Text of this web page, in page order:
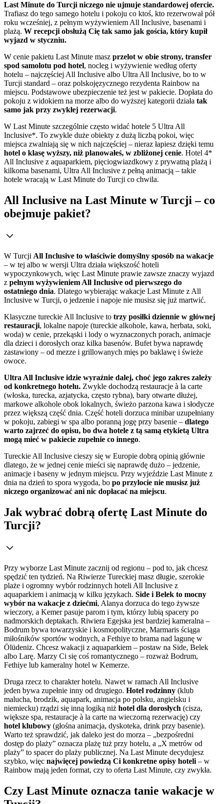
Last Minute do Turcji niczego nie ujmuje standardowej ofercie.
Trafiasz do tego samego hotelu i pokoju co ktoś, kto rezerwował pół
roku wcześniej, z pełnym wyżywieniem All Inclusive, basenami i
plażą. W recepcji obsłużą Cię tak samo jak gościa, który kupił
wyjazd w styczniu.
W cenie pakietu Last Minute masz przelot w obie strony, transfer
spod samolotu pod hotel, nocleg i wyżywienie według oferty
hotelu – najczęściej All Inclusive albo Ultra All Inclusive, bo to w
Turcji standard – oraz polskojęzycznego rezydenta Rainbow na
miejscu. Podstawowe ubezpieczenie też jest w pakiecie. Dopłata do
pokoju z widokiem na morze albo do wyższej kategorii działa tak
samo jak przy zwykłej rezerwacji.
W Last Minute szczególnie często widać hotele 5 Ultra All
Inclusive*. To zwykle duże obiekty z dużą liczbą pokoi, więc
miejsca zwalniają się w nich najczęściej – nieraz łapiesz dzięki temu
hotel o klasę wyższy, niż planowałeś, w zbliżonej cenie. Hotel 4*
All Inclusive z aquaparkiem, pięciogwiazdkowy z prywatną plażą i
kilkoma basenami, Ultra All Inclusive z pełną animacją – takie
hotele wracają w Last Minute do Turcji co chwila.
All Inclusive na Last Minute w Turcji – co
obejmuje pakiet?
W Turcji All Inclusive to właściwie domyślny sposób na wakacje
– w tej albo w wersji Ultra działa większość hoteli
wypoczynkowych, więc Last Minute prawie zawsze znaczy wyjazd
z pełnym wyżywieniem All Inclusive od pierwszego do
ostatniego dnia. Dlatego wybierając wakacje Last Minute z All
Inclusive w Turcji, o jedzenie i napoje nie musisz się już martwić.
Klasyczne tureckie All Inclusive to trzy posiłki dziennie w głównej
restauracji, lokalne napoje (tureckie alkohole, kawa, herbata, soki,
woda) w cenie, przekąski i lody o wyznaczonych porach, animacje
dla dzieci i dorosłych oraz kilka basenów. Bufet bywa naprawdę
zastawiony – od mezze i grillowanych mięs po baklawę i świeże
owoce.
Ultra All Inclusive idzie wyraźnie dalej, choć jego zakres zależy
od konkretnego hotelu. Zwykle dochodzą restauracje à la carte
(włoska, turecka, azjatycka, często rybna), bary otwarte dłużej,
markowe alkohole obok lokalnych, świeżo parzona kawa i słodycze
przez większą część dnia. Część hoteli dorzuca minibar uzupełniany
w pokoju, zabiegi w spa albo poranną jogę przy basenie – dlatego
warto zajrzeć do opisu, bo dwa hotele z tą samą etykietą Ultra
mogą mieć w pakiecie zupełnie co innego.
Tureckie All Inclusive cieszy się w Europie dobrą opinią głównie
dlatego, że w jednej cenie mieści się naprawdę dużo – jedzenie,
animacje i baseny w jednym miejscu. Przy wyjeździe Last Minute z
dnia na dzień to spora wygoda, bo po przylocie nie musisz już
niczego organizować ani nic dopłacać na miejscu.
Jak wybrać dobrą ofertę Last Minute do
Turcji?
Przy wyborze Last Minute zacznij od regionu – pod to, jak chcesz
spędzić ten tydzień. Na Riwierze Tureckiej masz długie, szerokie
plaże i ogromny wybór rodzinnych hoteli All Inclusive z
aquaparkiem i animacją w kilku językach. Side i Belek to mocny
wybór na wakacje z dziećmi, Alanya dorzuca do tego żywsze
wieczory, a Kemer pasuje parom i tym, którzy lubią spacery po
nadmorskich deptakach. Riwiera Egejska jest bardziej kameralna –
Bodrum bywa towarzyskie i kosmopolityczne, Marmaris ściąga
miłośników sportów wodnych, a Fethiye to brama nad lagunę w
Ölüdeniz. Chcesz wakacji z aquaparkiem – postaw na Side, Belek
albo Larę. Marzy Ci się coś romantycznego – rozważ Bodrum,
Fethiye lub kameralny hotel w Kemerze.
Druga rzecz to charakter hotelu. Nawet w ramach All Inclusive
jeden bywa zupełnie inny od drugiego. Hotel rodzinny (klub
malucha, brodzik, aquapark, animacja po polsku, angielsku i
niemiecku) rządzi się inną logiką niż hotel dla dorosłych (cisza,
większe spa, restauracje à la carte na wieczorną rezerwację) czy
hotel klubowy (głośna animacja, dyskoteka, drink przy basenie).
Warto też sprawdzić, jak daleko jest do morza – „bezpośredni
dostęp do plaży” oznacza plażę tuż przy hotelu, a „X metrów od
plaży” to spacer do plaży publicznej. Na Last Minute decydujesz
szybko, więc najwięcej powiedzą Ci konkretne opisy hoteli – w
Rainbow mają jeden format, czy to oferta Last Minute, czy zwykła.
Czy Last Minute oznacza tanie wakacje w